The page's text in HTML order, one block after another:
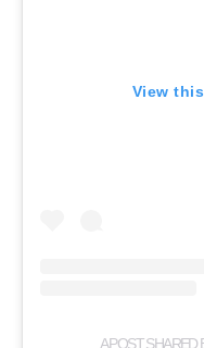
View
A POST SHARED